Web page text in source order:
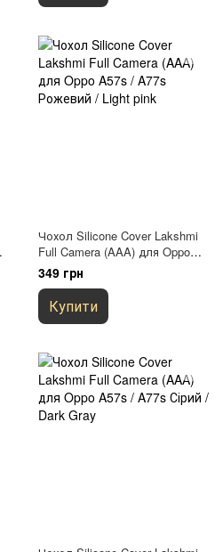
Чохол Silicone Cover Lakshmi
Full Camera (AAA) для Oppo
A57s / A77s Рожевий / Light
pink
349 грн
Купити